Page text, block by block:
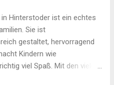
in Hinterstoder ist ein echtes
Sie ist
gestaltet, hervorragend
Kindern wie
viel Spaß. Mit den vielen